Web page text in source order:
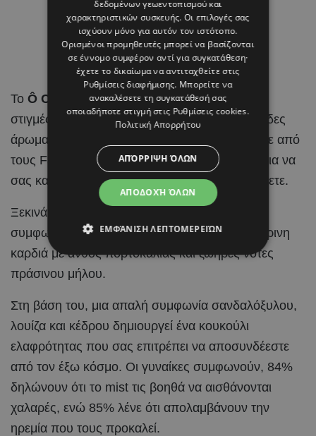
Το Ô Cool Hair & Body Mistπαραπέμπει σε
στιγμές ηρεμίας. Αυτό το ξυλώδες και φρουτώδες
άρωμα με νότες εσπεριδοειδών δημιουργήθηκε από
τους Fabrice Pellegrin and Clément Gavarry για να
σας καλεί να αποσυμπιεστείτε και να χαλαρώσετε.
Ξεκινά με τη φρεσκάδα μιας σπινθηροβόλας
συμφωνίας αχλαδιού και εξελίσσεται σε μια αέρινη
καρδιά με άνθος πορτοκαλιάς και ζωηρές νότες
πράσινου μήλου.
Στη βάση του, μια απαλή συμφωνία σανδαλόξυλου,
λουίζα και κέδρου δημιουργεί ένα κουκούλι
ελαφρότητας που σας επιτρέπει να αποσυνδέεστε
από τον έξω κόσμο. Οι γυναίκες συμφωνούν, 84%
δηλώνουν ότι το mist τις βοηθά να αισθάνονται
χαλαρές, ενώ 85% λένε ότι απολαμβάνουν την
ηρεμία που τους προκαλεί.
δεδομένων γεωεντοπισμού και
χαρακτηριστικών συσκευής. Οι επιλογές σας
ισχύουν μόνο για αυτόν τον ιστότοπο.
Ορισμένοι προμηθευτές μπορεί να βασίζονται
σε έννομο συμφέρον αντί για συγκατάθεση·
έχετε το δικαίωμα να αντιταχθείτε στις
Ρυθμίσεις διαφήμισης. Μπορείτε να
ανακαλέσετε τη συγκατάθεσή σας
οποιαδήποτε στιγμή στις Ρυθμίσεις cookies.
Πολιτική Απορρήτου
ΑΠΟΔΟΧΉ ΌΛΩΝ
ΑΠΌΡΡΙΨΗ ΌΛΩΝ
ΕΜΦΆΝΙΣΗ ΛΕΠΤΟΜΕΡΕΙΏΝ